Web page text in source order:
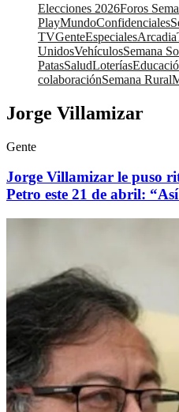
Elecciones 2026Foros
PlayMundoConfidenciales
TVGenteEspecialesArcadia
UnidosVehículosSemana
PatasSaludLoterías
colaboraciónSemana Rural
Jorge Villamizar
Gente
Jorge Villamizar le puso
Petro este 21 de abril: